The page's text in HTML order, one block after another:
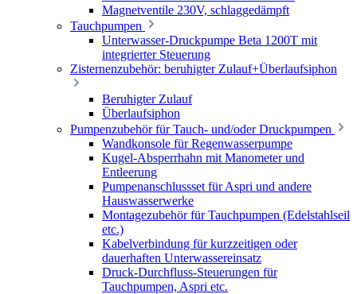
Magnetventile 230V, schlaggedämpft
Tauchpumpen
Unterwasser-Druckpumpe Beta 1200T mit
integrierter Steuerung
Zisternenzubehör: beruhigter Zulauf+Überlaufsiphon
Beruhigter Zulauf
Überlaufsiphon
Pumpenzubehör für Tauch- und/oder Druckpumpen
Wandkonsole für Regenwasserpumpe
Kugel-Absperrhahn mit Manometer und
Entleerung
Pumpenanschlussset für Aspri und andere
Hauswasserwerke
Montagezubehör für Tauchpumpen (Edelstahlseil
etc.)
Kabelverbindung für kurzzeitigen oder
dauerhaften Unterwassereinsatz
Druck-Durchfluss-Steuerungen für
Tauchpumpen, Aspri etc.